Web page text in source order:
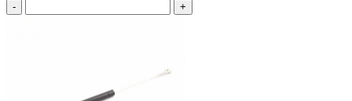
-
+